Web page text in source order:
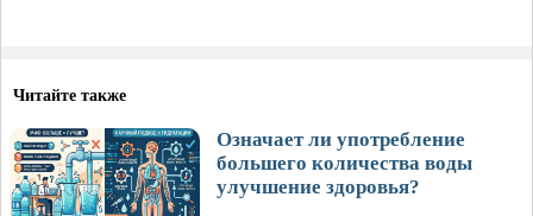
Читайте также
Означает ли употребление
большего количества воды
улучшение здоровья?